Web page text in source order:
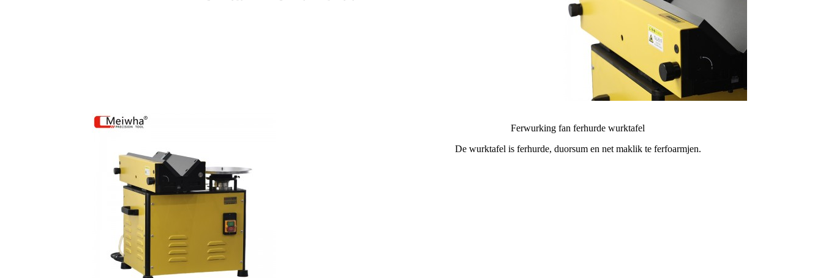
Ferwurking fan ferhurde wurktafel
De wurktafel is ferhurde, duorsum en net maklik te ferfoarmjen.